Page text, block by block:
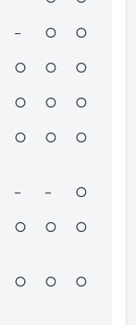
– ○
○
○ ○
○
○ ○
○
○ ○ ○
– –
○
○ ○ ○
○ ○ ○